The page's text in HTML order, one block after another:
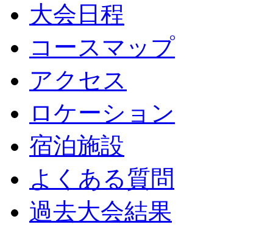
大会日程
コースマップ
アクセス
ロケーション
宿泊施設
よくある質問
過去大会結果